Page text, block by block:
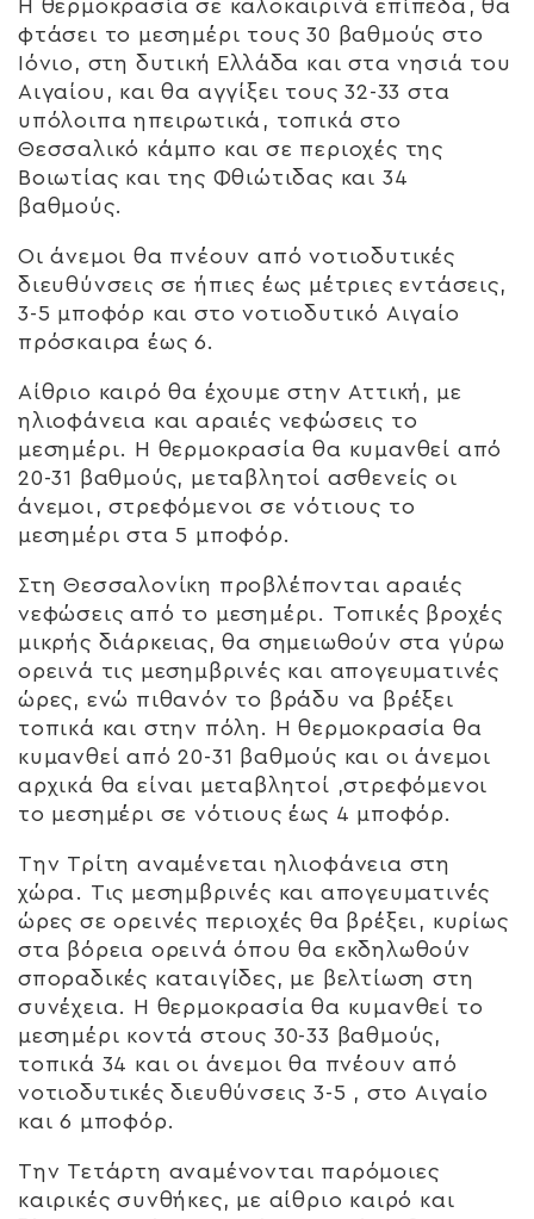
Η θερμοκρασία σε καλοκαιρινά επίπεδα, θα
φτάσει το μεσημέρι τους 30 βαθμούς στο
Ιόνιο, στη δυτική Ελλάδα και στα νησιά του
Αιγαίου, και θα αγγίξει τους 32-33 στα
υπόλοιπα ηπειρωτικά, τοπικά στο
Θεσσαλικό κάμπο και σε περιοχές της
Βοιωτίας και της Φθιώτιδας και 34
βαθμούς.
Οι άνεμοι θα πνέουν από νοτιοδυτικές
διευθύνσεις σε ήπιες έως μέτριες εντάσεις,
3-5 μποφόρ και στο νοτιοδυτικό Αιγαίο
πρόσκαιρα έως 6.
Αίθριο καιρό θα έχουμε στην Αττική, με
ηλιοφάνεια και αραιές νεφώσεις το
μεσημέρι. Η θερμοκρασία θα κυμανθεί από
20-31 βαθμούς, μεταβλητοί ασθενείς οι
άνεμοι, στρεφόμενοι σε νότιους το
μεσημέρι στα 5 μποφόρ.
Στη Θεσσαλονίκη προβλέπονται αραιές
νεφώσεις από το μεσημέρι. Τοπικές βροχές
μικρής διάρκειας, θα σημειωθούν στα γύρω
ορεινά τις μεσημβρινές και απογευματινές
ώρες, ενώ πιθανόν το βράδυ να βρέξει
τοπικά και στην πόλη. Η θερμοκρασία θα
κυμανθεί από 20-31 βαθμούς και οι άνεμοι
αρχικά θα είναι μεταβλητοί ,στρεφόμενοι
το μεσημέρι σε νότιους έως 4 μποφόρ.
Την Τρίτη αναμένεται ηλιοφάνεια στη
χώρα. Τις μεσημβρινές και απογευματινές
ώρες σε ορεινές περιοχές θα βρέξει, κυρίως
στα βόρεια ορεινά όπου θα εκδηλωθούν
σποραδικές καταιγίδες, με βελτίωση στη
συνέχεια. Η θερμοκρασία θα κυμανθεί το
μεσημέρι κοντά στους 30-33 βαθμούς,
τοπικά 34 και οι άνεμοι θα πνέουν από
νοτιοδυτικές διευθύνσεις 3-5 , στο Αιγαίο
και 6 μποφόρ.
Την Τετάρτη αναμένονται παρόμοιες
καιρικές συνθήκες, με αίθριο καιρό και